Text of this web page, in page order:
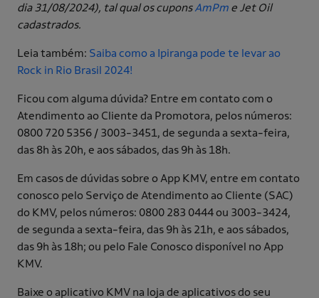
dia 31/08/2024), tal qual os cuponsAmPm e Jet Oil
cadastrados.
Leia também: Saiba como a Ipiranga pode te levar ao
Rock in Rio Brasil 2024!
Ficou com alguma dúvida? Entre em contato com o
Atendimento ao Cliente da Promotora, pelos números:
0800 720 5356 / 3003-3451, de segunda a sexta-feira,
das 8h às 20h, e aos sábados, das 9h às 18h.
Em casos de dúvidas sobre o App KMV, entre em contato
conosco pelo Serviço de Atendimento ao Cliente (SAC)
do KMV, pelos números: 0800 283 0444 ou 3003-3424,
de segunda a sexta-feira, das 9h às 21h, e aos sábados,
das 9h às 18h; ou pelo Fale Conosco disponível no App
KMV.
Baixe o aplicativo KMV na loja de aplicativos do seu